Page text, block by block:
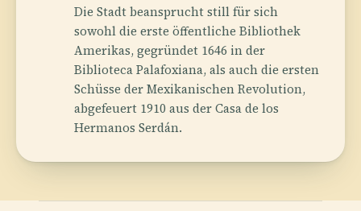
Die Stadt beansprucht still für sich
sowohl die erste öffentliche Bibliothek
Amerikas, gegründet 1646 in der
Biblioteca Palafoxiana, als auch die ersten
Schüsse der Mexikanischen Revolution,
abgefeuert 1910 aus der Casa de los
Hermanos Serdán.